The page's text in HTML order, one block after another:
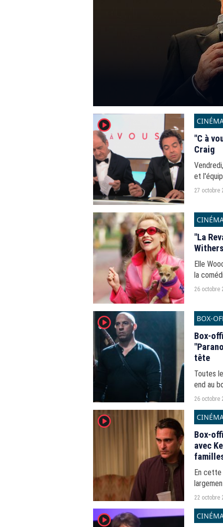
player2
"C à
Craig
et
27 octobre
"La
Elle
la
26 octobre
player2 BOX-
Box-
tête
Toutes
end au
26 octobre
player2
Box-
avec
En cette
22 octobre
player2